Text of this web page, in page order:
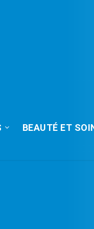
BEAUTÉ ET